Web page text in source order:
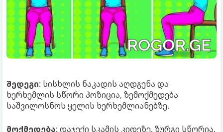
შედეგი: სისხლის ნაკადის აღდგენა და
ხერხემლის სწორი პოზიცია, ზემოქმედება
საშვილოსნოს ყელის ხერხემლიანებზე.
მოქმედება: დაჯექი სკამის კიდეზე. ზურგი სწორია,